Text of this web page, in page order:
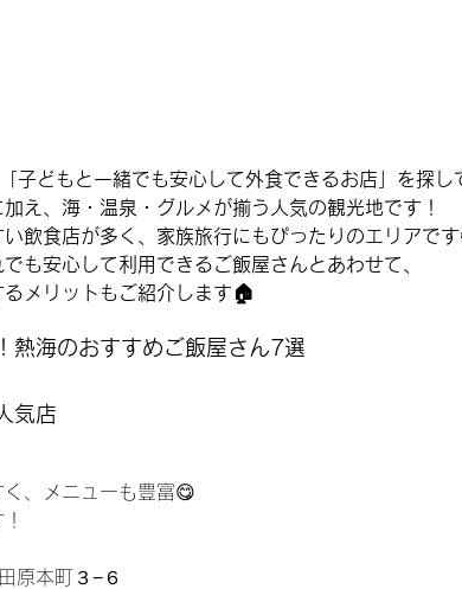
子どもと一緒でも安心して外食できるお店」を探し
え、海・温泉・グルメが揃う人気の観光地です！
飲食店が多く、家族旅行にもぴったりのエリアで
も安心して利用できるご飯屋さんとあわせて、
メリットもご紹介します🏠
熱海のおすすめご飯屋さん7選
気店
、メニューも豊富😋
原本町３−６